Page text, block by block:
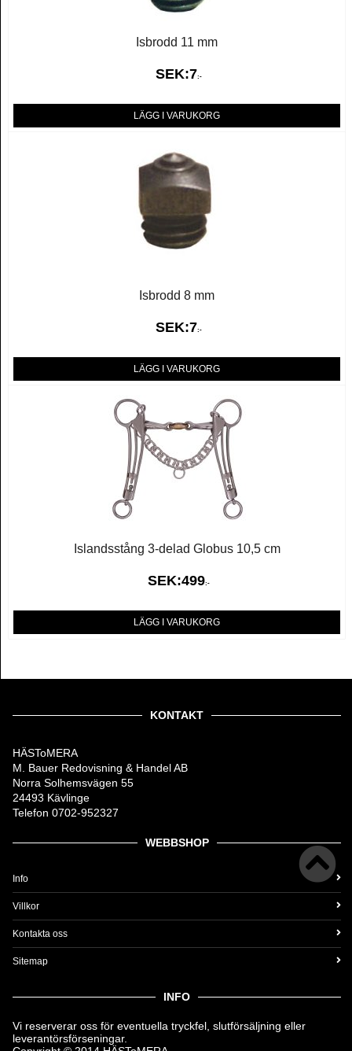
Isbrodd 11 mm
SEK:7:-
LÄGG I VARUKORG
Isbrodd 8 mm
SEK:7:-
LÄGG I VARUKORG
Islandsstång 3-delad Globus 10,5 cm
SEK:499:-
LÄGG I VARUKORG
KONTAKT
HÄSToMERA
M. Bauer Redovisning & Handel AB
Norra Solhemsvägen 55
24493 Kävlinge
Telefon 0702-952327
WEBBSHOP
Info
Villkor
Kontakta oss
Sitemap
INFO
Vi reserverar oss för eventuella tryckfel, slutförsäljning eller
leverantörsförseningar.